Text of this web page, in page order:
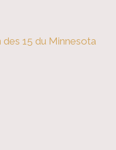
des 15 du Minnesota